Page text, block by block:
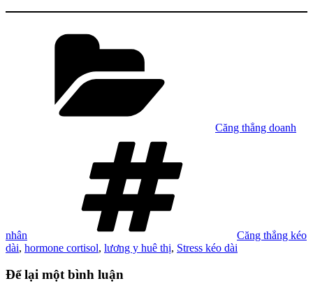
Căng thẳng doanh
nhân
Căng thẳng kéo
dài, hormone cortisol, lương y huê thị, Stress kéo dài
Để lại một bình luận